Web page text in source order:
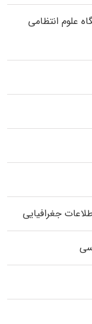
ﻋﻠﻮم انتظامی
جغرافیایی